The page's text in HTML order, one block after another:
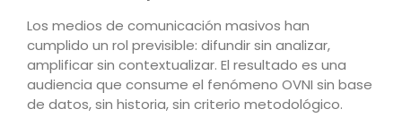
Los medios de comunicación masivos han
cumplido un rol previsible: difundir sin analizar,
amplificar sin contextualizar. El resultado es una
audiencia que consume el fenómeno OVNI sin base
de datos, sin historia, sin criterio metodológico.